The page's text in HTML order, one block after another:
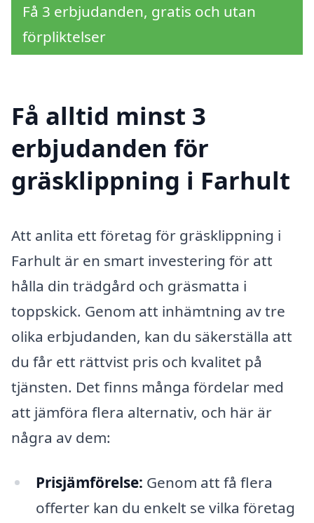
Få 3 erbjudanden, gratis och utan
förpliktelser
Få alltid minst 3
erbjudanden för
gräsklippning i Farhult
Att anlita ett företag för gräsklippning i
Farhult är en smart investering för att
hålla din trädgård och gräsmatta i
toppskick. Genom att inhämtning av tre
olika erbjudanden, kan du säkerställa att
du får ett rättvist pris och kvalitet på
tjänsten. Det finns många fördelar med
att jämföra flera alternativ, och här är
några av dem:
Prisjämförelse: Genom att få flera
offerter kan du enkelt se vilka företag